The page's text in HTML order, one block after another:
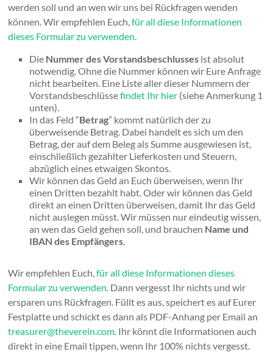
werden soll und an wen wir uns bei Rückfragen wenden
können. Wir empfehlen Euch,für all diese Informationen
dieses Formular zu verwenden.
Die Nummer des Vorstandsbeschlusses ist absolut
notwendig. Ohne die Nummer können wir Eure Anfrage
nicht bearbeiten. Eine Liste aller dieser Nummern der
Vorstandsbeschlüssefindet Ihr hier (siehe Anmerkung 1
unten).
In das Feld “Betrag” kommt natürlich der zu
überweisende Betrag. Dabei handelt es sich um den
Betrag, der auf dem Beleg als Summe ausgewiesen ist,
einschließlich gezahlter Lieferkosten und Steuern,
abzüglich eines etwaigen Skontos.
Wir können das Geld an Euch überweisen, wenn Ihr
einen Dritten bezahlt habt. Oder wir können das Geld
direkt an einen Dritten überweisen, damit Ihr das Geld
nicht auslegen müsst. Wir müssen nur eindeutig wissen,
an wen das Geld gehen soll, und brauchen Name und
IBAN des Empfängers.
Wir empfehlen Euch,für all diese Informationen dieses
Formular zu verwenden. Dann vergesst Ihr nichts und wir
ersparen uns Rückfragen. Füllt es aus, speichert es auf Eurer
Festplatte und schickt es dann als PDF-Anhang per Email an
treasurer@theverein.com. Ihr könnt die Informationen auch
direkt in eine Email tippen, wenn Ihr 100% nichts vergesst.